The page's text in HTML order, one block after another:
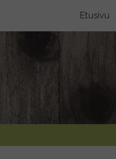
Etusivu